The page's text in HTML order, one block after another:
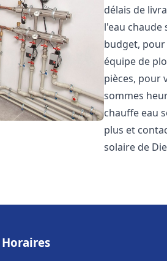
délais de
l'eau
budget,
équipe de
pièces, pour
sommes
chauffe eau
plus et
solaire de
Horaires